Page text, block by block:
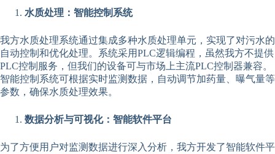
水质处理：智能控制系统
我方水质处理系统通过集成多种水质处理单元，实现了对污水的
自动控制和优化处理。系统采用PLC逻辑编程，虽然我方不提供
PLC控制服务，但我们的设备可与市场上主流PLC控制器兼容。
智能控制系统可根据实时监测数据，自动调节加药量、曝气量等
参数，确保水质处理效果。
数据分析与可视化：智能软件平台
为了方便用户对监测数据进行深入分析，我方开发了智能软件平